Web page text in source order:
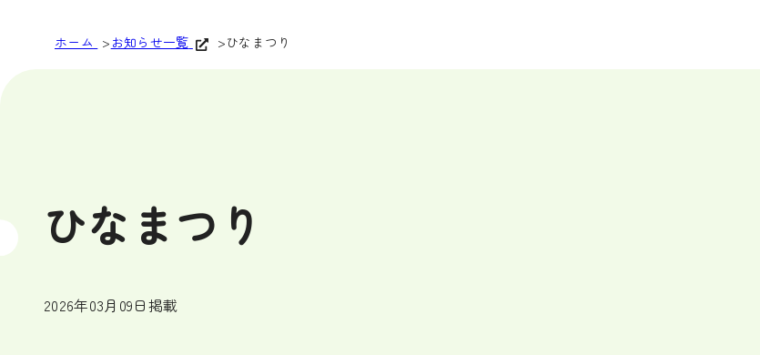
ホーム お知らせ一覧 ひなまつり
ひなまつり
2026年03月09日掲載